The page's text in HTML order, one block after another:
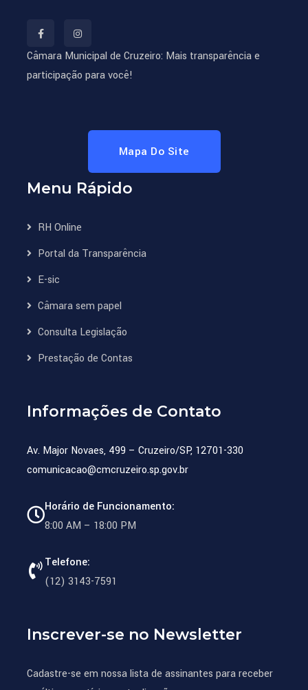
Câmara Municipal de Cruzeiro: Mais transparência e
participação para você!
Mapa Do Site
Menu Rápido
RH Online
Portal da Transparência
E-sic
Câmara sem papel
Consulta Legislação
Prestação de Contas
Informações de Contato
Av. Major Novaes, 499 – Cruzeiro/SP, 12701-330
comunicacao@cmcruzeiro.sp.gov.br
Horário de Funcionamento:
8:00 AM – 18:00 PM
Telefone:
(12) 3143-7591
Inscrever-se no Newsletter
Cadastre-se em nossa lista de assinantes para receber